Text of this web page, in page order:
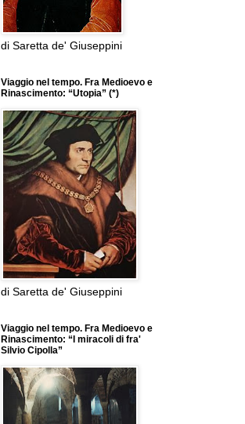
di Saretta de' Giuseppini
Viaggio nel tempo. Fra Medioevo e
Rinascimento: “Utopia” (*)
di Saretta de' Giuseppini
Viaggio nel tempo. Fra Medioevo e
Rinascimento: “I miracoli di fra'
Silvio Cipolla”